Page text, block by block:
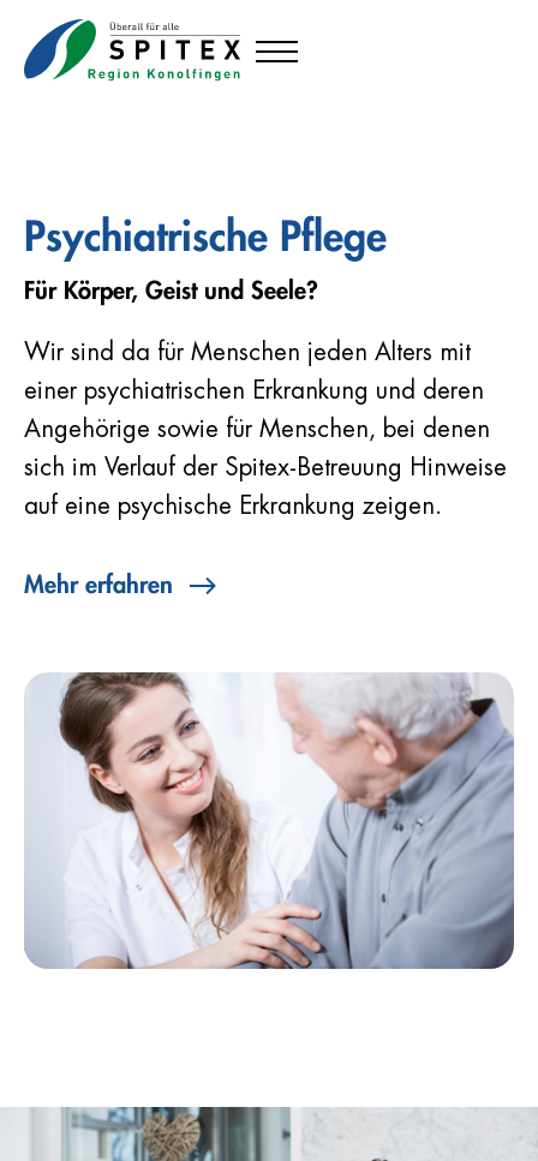
Psychiatrische Pflege
Für Körper, Geist und Seele?
Wir sind da für Menschen jeden Alters mit
einer psychiatrischen Erkrankung und deren
Angehörige sowie für Menschen, bei denen
sich im Verlauf der Spitex-Betreuung Hinweise
auf eine psychische Erkrankung zeigen.
Mehr erfahren